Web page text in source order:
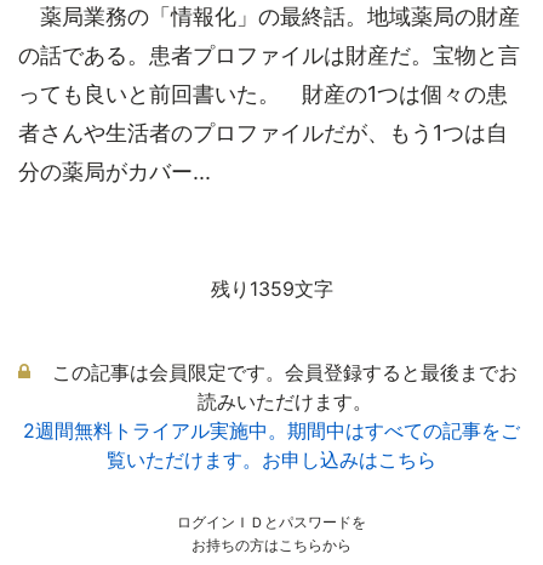
薬局業務の「情報化」の最終話。地域薬局の財産
の話である。患者プロファイルは財産だ。宝物と言
っても良いと前回書いた。 財産の1つは個々の患
者さんや生活者のプロファイルだが、もう1つは自
分の薬局がカバー...
残り1359文字
この記事は会員限定です。会員登録すると最後までお
読みいただけます。
2週間無料トライアル実施中。期間中はすべての記事をご
覧いただけます。お申し込みはこちら
ログインＩＤとパスワードを
お持ちの方はこちらから